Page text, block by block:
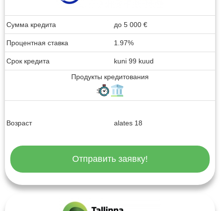
Сумма кредита до 5 000 €
Процентная ставка 1.97%
Срок кредита
kuni 99 kuud
Продукты кредитования
Возраст alates 18
Отправить заявку!